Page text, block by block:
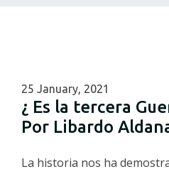
25 January, 2021
¿ Es la tercera
Por Libardo
La historia nos ha